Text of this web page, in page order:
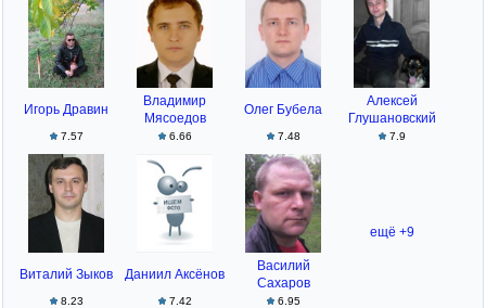
Игорь Дравин
7.57
Владимир
Мясоедов
6.66
Олег Бубела
7.48
Алексей
Глушановский
7.9
Виталий Зыков
8.23
Даниил Аксёнов
7.42
Василий
Сахаров
6.95
ещё +9